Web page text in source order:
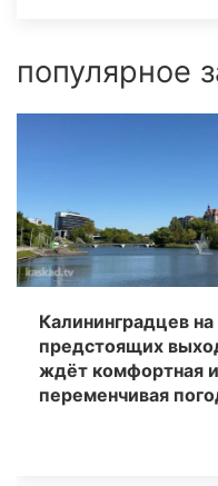
популярное
Калининградцев на
предстоящих
ждёт комфортная и
переменчивая